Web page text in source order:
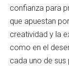
confianza para
que apuestan
creatividad y la
como en el
cada uno de sus